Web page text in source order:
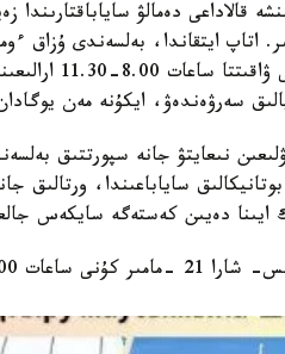
قالاداعى دەمالۋ ساياباقتارىندا
اتاپ ايتقاندا، بەلسەندى ۇزاق
ەرىكتى
سەرۋەندەۋ، ايكۇنە مەن
نىعايتۋ جانە سپورتتىق
ساياباعىندا، ورتالىق
ايىنا دەيىن كەستەگە سايكەس
دە باستالادى.